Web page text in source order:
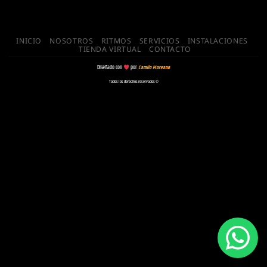
INICIO NOSOTROS RITMOS SERVICIOS
INSTALACIONES
TIENDA VIRTUAL
CONTACTO
Diseñado con porCamilo Moreano
Todos los derechos reservados ©️